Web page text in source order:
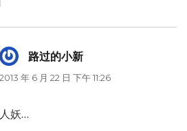
路过的小新
道：
2013 年 6 月 22 日 下午 11:26
人妖…